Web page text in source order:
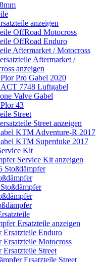
anzeigen
OffRoad Motocross
OffRoad Enduro
Aftermarket / Motocross
Aftermarket /
anzeigen
Pro Gabel 2020
7748 Luftgabel
Valve Gabel
43
Street
Street anzeigen
KTM Adventure-R 2017
KTM Superduke 2017
Kit
Service Kit anzeigen
Stoßdämpfer
Ersatzteile anzeigen
Ersatzteile Enduro
Ersatzteile Motocross
Ersatzteile Street
Ersatzteile Street